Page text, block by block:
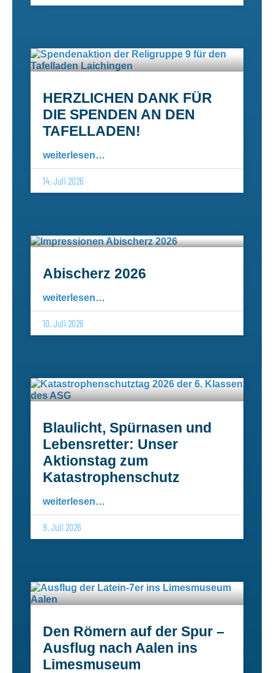
HERZLICHEN DANK FÜR
DIE SPENDEN AN DEN
TAFELLADEN!
weiterlesen…
14. Juli 2026
Abischerz 2026
weiterlesen…
10. Juli 2026
Blaulicht, Spürnasen und
Lebensretter: Unser
Aktionstag zum
Katastrophenschutz
weiterlesen…
9. Juli 2026
Den Römern auf der Spur –
Ausflug nach Aalen ins
Limesmuseum